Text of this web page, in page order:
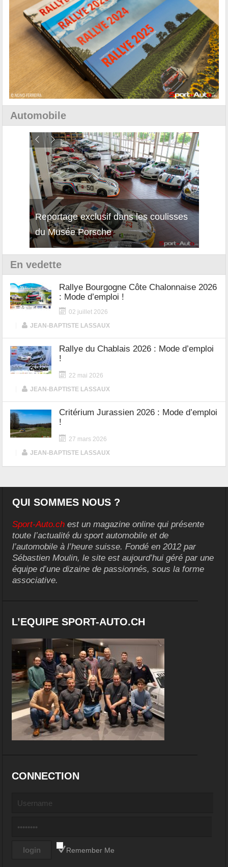
Automobile
Reportage exclusif dans les coulisses
du Musée Porsche
Découverte de la nouvelle Ferrari
12Cilindri Manuale
En vedette
Rallye Bourgogne Côte Chalonnaise 2026
: Mode d’emploi !
02 juillet 2026
JEAN-BAPTISTE LASSAUX
Rallye du Chablais 2026 : Mode d’emploi
!
22 mai 2026
JEAN-BAPTISTE LASSAUX
Critérium Jurassien 2026 : Mode d’emploi
!
27 mars 2026
JEAN-BAPTISTE LASSAUX
QUI SOMMES NOUS ?
Sport-Auto.ch est un magazine online qui présente
toute l’actualité du sport automobile et de
l’automobile à l’heure suisse. Fondé en 2012 par
Sébastien Moulin, le site est aujourd’hui géré par une
équipe d’une dizaine de passionnés, sous la forme
associative.
L’EQUIPE SPORT-AUTO.CH
CONNECTION
Remember Me